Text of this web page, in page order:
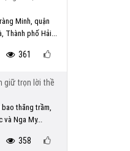
Minh, quận
Thành phố Hải...
361
giữ trọn lời thề
thăng trầm,
và Nga My...
358